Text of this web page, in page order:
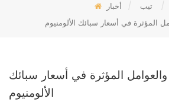
تيب / أخبار
/
المؤثرة في أسعار سبائك الألومنيوم
والعوامل المؤثرة في أسعار سبائك
الألومنيوم